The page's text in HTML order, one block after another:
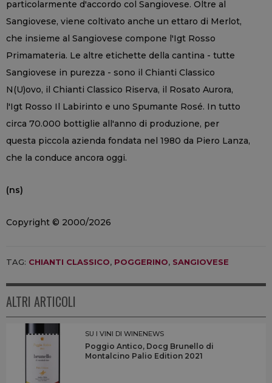
particolarmente d'accordo col Sangiovese. Oltre al
Sangiovese, viene coltivato anche un ettaro di Merlot,
che insieme al Sangiovese compone l'Igt Rosso
Primamateria. Le altre etichette della cantina - tutte
Sangiovese in purezza - sono il Chianti Classico
N(U)ovo, il Chianti Classico Riserva, il Rosato Aurora,
l'Igt Rosso Il Labirinto e uno Spumante Rosé. In tutto
circa 70.000 bottiglie all'anno di produzione, per
questa piccola azienda fondata nel 1980 da Piero Lanza,
che la conduce ancora oggi.
(ns)
Copyright © 2000/2026
TAG: CHIANTI CLASSICO, POGGERINO, SANGIOVESE
ALTRI ARTICOLI
SU I VINI DI WINENEWS
Poggio Antico, Docg Brunello di
Montalcino Palio Edition 2021